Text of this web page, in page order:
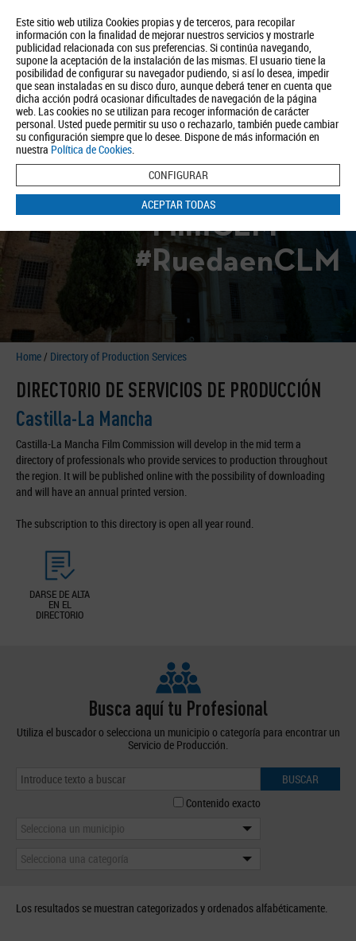
Este sitio web utiliza Cookies propias y de terceros, para recopilar
información con la finalidad de mejorar nuestros servicios y mostrarle
publicidad relacionada con sus preferencias. Si continúa navegando,
supone la aceptación de la instalación de las mismas. El usuario tiene la
posibilidad de configurar su navegador pudiendo, si así lo desea, impedir
que sean instaladas en su disco duro, aunque deberá tener en cuenta que
dicha acción podrá ocasionar dificultades de navegación de la página
web. Las cookies no se utilizan para recoger información de carácter
personal. Usted puede permitir su uso o rechazarlo, también puede cambiar
su configuración siempre que lo desee. Dispone de más información en
nuestra Política de Cookies.
CONFIGURAR
ACEPTAR TODAS
About us Tourism Política de Privacidad Aviso Legal Política de Cookies
BUSCAR
#FilmCLM
#RuedaenCLM
Home/ Directory of Production Services
DIRECTORIO DE SERVICIOS DE PRODUCCIÓN
Castilla-La Mancha
Castilla-La Mancha Film Commission will develop in the mid term a
directory of professionals who provide services to production throughout
the region. It will be published online with the possibility of downloading
and will have an annual printed version.
The subscription to this directory is open all year round.
DARSE DE ALTA
EN EL
DIRECTORIO
Busca aquí tu Profesional
Utiliza el buscador o selecciona un municipio o categoría para encontrar un
Servicio de Producción.
BUSCAR
Contenido exacto
Selecciona un municipio
Selecciona una categoría
Los resultados se muestran categorizados y ordenados alfabéticamente.